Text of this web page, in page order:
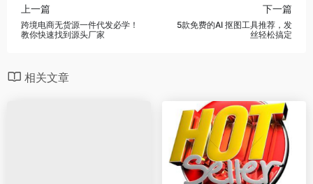
上一篇
跨境电商无货源一件代发必学！
教你快速找到源头厂家
下一篇
5款免费的AI 抠图工具推荐，发
丝轻松搞定
相关文章